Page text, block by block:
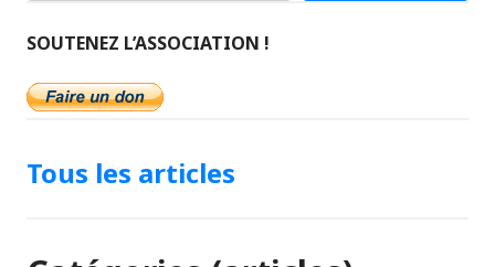
SOUTENEZ L’ASSOCIATION !
Tous les articles